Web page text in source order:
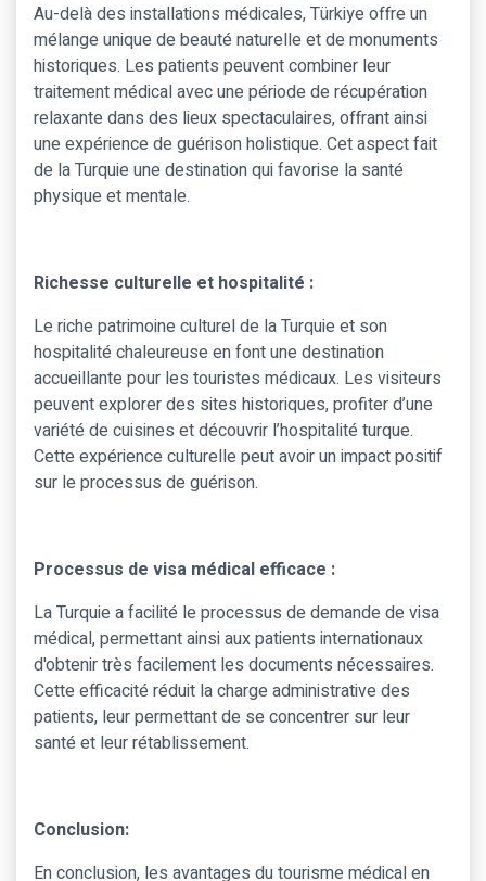
Au-delà des installations médicales, Türkiye offre un
mélange unique de beauté naturelle et de monuments
historiques. Les patients peuvent combiner leur
traitement médical avec une période de récupération
relaxante dans des lieux spectaculaires, offrant ainsi
une expérience de guérison holistique. Cet aspect fait
de la Turquie une destination qui favorise la santé
physique et mentale.
Richesse culturelle et hospitalité :
Le riche patrimoine culturel de la Turquie et son
hospitalité chaleureuse en font une destination
accueillante pour les touristes médicaux. Les visiteurs
peuvent explorer des sites historiques, profiter d’une
variété de cuisines et découvrir l’hospitalité turque.
Cette expérience culturelle peut avoir un impact positif
sur le processus de guérison.
Processus de visa médical efficace :
La Turquie a facilité le processus de demande de visa
médical, permettant ainsi aux patients internationaux
d'obtenir très facilement les documents nécessaires.
Cette efficacité réduit la charge administrative des
patients, leur permettant de se concentrer sur leur
santé et leur rétablissement.
Conclusion:
En conclusion, les avantages du tourisme médical en